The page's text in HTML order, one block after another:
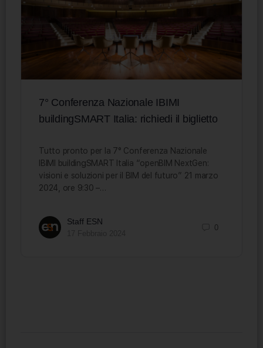
7° Conferenza Nazionale IBIMI
buildingSMART Italia: richiedi il biglietto
Tutto pronto per la 7° Conferenza Nazionale
IBIMI buildingSMART Italia “openBIM NextGen:
visioni e soluzioni per il BIM del futuro” 21 marzo
2024, ore 9:30 –…
Staff ESN
0